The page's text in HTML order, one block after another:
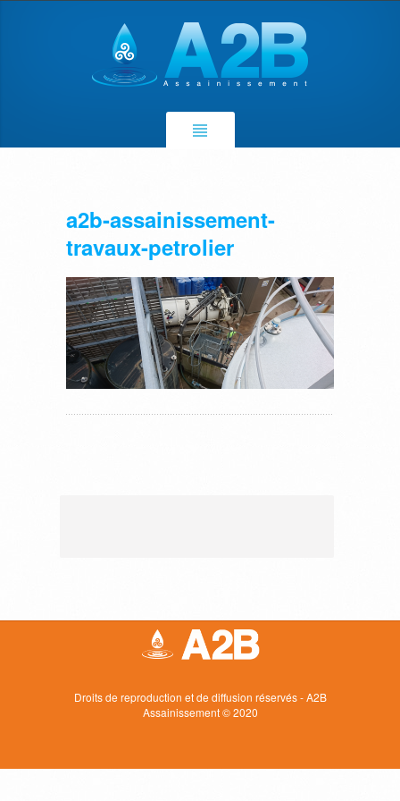
a2b-assainissement-
travaux-petrolier
Droits de reproduction et de diffusion réservés - A2B
Assainissement © 2020